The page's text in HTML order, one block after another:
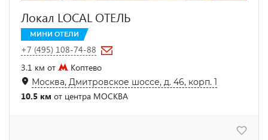
Локал LOCAL ОТЕЛЬ
МИНИ ОТЕЛИ
+7 (495) 108-74-88
3.1 км от
Коптево
Москва, Дмитровское шоссе, д. 46, корп. 1
10.5 км от центра МОСКВА